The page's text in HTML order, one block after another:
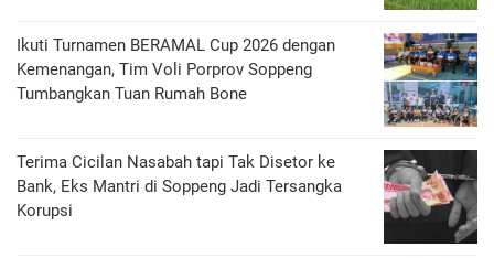
Ikuti Turnamen BERAMAL Cup 2026 dengan
Kemenangan, Tim Voli Porprov Soppeng
Tumbangkan Tuan Rumah Bone
Terima Cicilan Nasabah tapi Tak Disetor ke
Bank, Eks Mantri di Soppeng Jadi Tersangka
Korupsi